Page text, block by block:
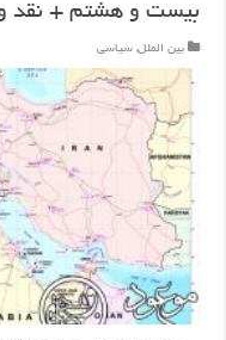
بیست و هشتم + نقد
بین الملل, سیاسی